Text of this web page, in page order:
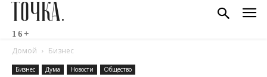
ТОЧКА.
16+
Домой Бизнес
Бизнес Дума Новости Общество